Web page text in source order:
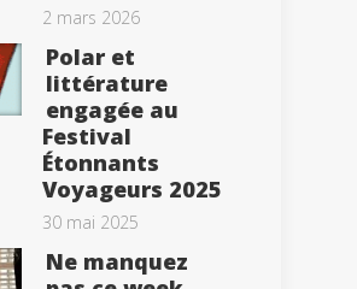
2 mars 2026
Polar et
littérature
engagée au
Festival
Étonnants
Voyageurs 2025
30 mai 2025
Ne manquez